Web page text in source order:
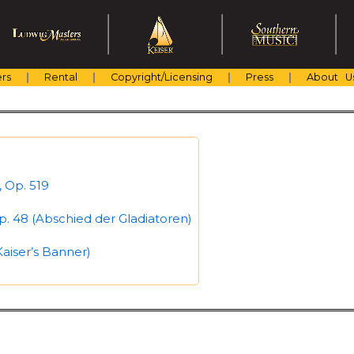
Rental Copyright/Licensing Press About
519
48 (Abschied der Gladiatoren)
Banner)